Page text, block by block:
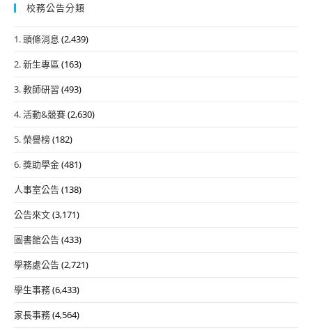
校務公告分類
1. 頭條消息 (2,439)
2. 新生專區 (163)
3. 教師研習 (493)
4. 活動&競賽(2,630)
5. 榮譽榜(182)
6. 獎助學金(481)
人事室公告(138)
公告來文(3,171)
圖書館公告(433)
學務處公告(2,721)
學生事務(6,433)
家長事務(4,564)